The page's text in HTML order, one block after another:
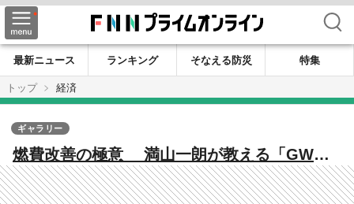
検索
最新ニュース ランキング そなえる防災
特集
トップ
経済
燃費改善の極意 満山一朗が教える「GWド
ライブでガソリン代を節約する方法」
ギャラリー